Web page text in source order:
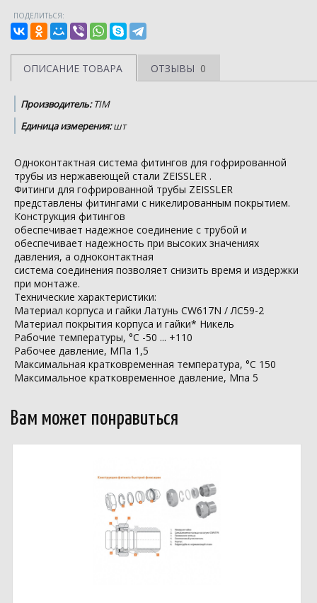
ПОДЕЛИТЬСЯ:
ОПИСАНИЕ ТОВАРА ОТЗЫВЫ 0
Производитель:TIM
Единица измерения:шт
Одноконтактная система фитингов для гофрированной
трубы из нержавеющей стали ZEISSLER .
Фитинги для гофрированной трубы ZEISSLER
представлены фитингами с никелированным покрытием.
Конструкция фитингов
обеспечивает надежное соединение с трубой и
обеспечивает надежность при высоких значениях
давления, а одноконтактная
система соединения позволяет снизить время и издержки
при монтаже.
Технические характеристики:
Материал корпуса и гайки Латунь CW617N / ЛС59-2
Материал покрытия корпуса и гайки* Никель
Рабочие температуры, °С -50 ... +110
Рабочее давление, МПа 1,5
Максимальная кратковременная температура, °С 150
Максимальное кратковременное давление, Мпа 5
Вам может понравиться